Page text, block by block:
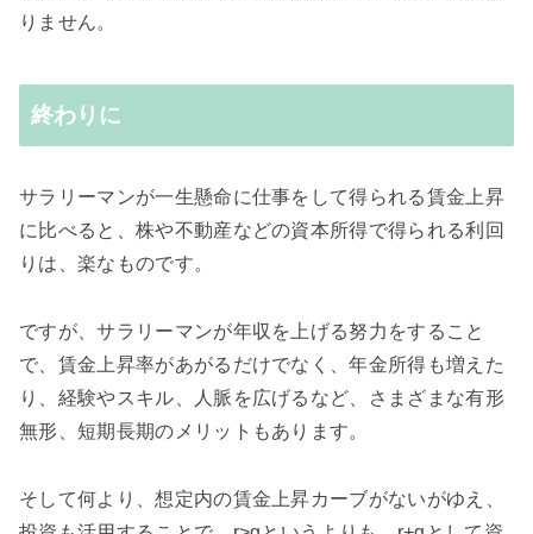
りません。
終わりに
サラリーマンが一生懸命に仕事をして得られる賃金上昇
に比べると、株や不動産などの資本所得で得られる利回
りは、楽なものです。
ですが、サラリーマンが年収を上げる努力をすること
で、賃金上昇率があがるだけでなく、年金所得も増えた
り、経験やスキル、人脈を広げるなど、さまざまな有形
無形、短期長期のメリットもあります。
そして何より、想定内の賃金上昇カーブがないがゆえ、